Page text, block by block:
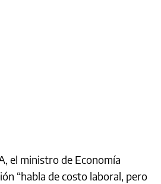
el ministro de Economía
“habla de costo laboral, pero